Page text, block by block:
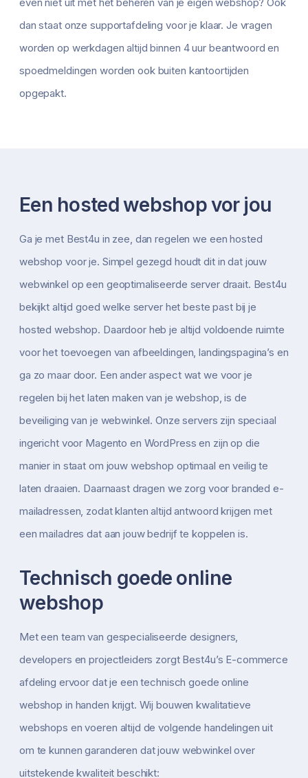
dan staat onze supportafdeling voor je klaar. Je vragen
worden op werkdagen altijd binnen 4 uur beantwoord en
spoedmeldingen worden ook buiten kantoortijden
opgepakt.
Een hosted webshop vor jou
Ga je met Best4u in zee, dan regelen we een hosted
webshop voor je. Simpel gezegd houdt dit in dat jouw
webwinkel op een geoptimaliseerde server draait. Best4u
bekijkt altijd goed welke server het beste past bij je
hosted webshop. Daardoor heb je altijd voldoende ruimte
voor het toevoegen van afbeeldingen, landingspagina’s en
ga zo maar door. Een ander aspect wat we voor je
regelen bij het laten maken van je webshop, is de
beveiliging van je webwinkel. Onze servers zijn speciaal
ingericht voor Magento en WordPress en zijn op die
manier in staat om jouw webshop optimaal en veilig te
laten draaien. Daarnaast dragen we zorg voor branded e-
mailadressen, zodat klanten altijd antwoord krijgen met
een mailadres dat aan jouw bedrijf te koppelen is.
Technisch goede online
webshop
Met een team van gespecialiseerde designers,
developers en projectleiders zorgt Best4u’s E-commerce
afdeling ervoor dat je een technisch goede online
webshop in handen krijgt. Wij bouwen kwalitatieve
webshops en voeren altijd de volgende handelingen uit
om te kunnen garanderen dat jouw webwinkel over
uitstekende kwaliteit beschikt: